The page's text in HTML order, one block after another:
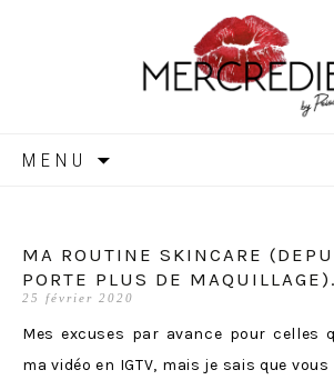
MENU
MA ROUTINE SKINCARE
PORTE PLUS DE MAQUILLAGE).
25 février 2020
Mes excuses par avance pour celles
ma vidéo en IGTV, mais je sais que